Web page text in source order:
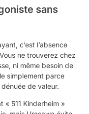
sans
c’est l’absence
ne trouverez chez
ni même besoin de
simplement parce
de valeur.
« 511 Kinderheim »